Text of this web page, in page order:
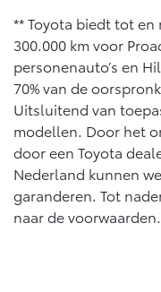
** Toyota biedt tot en
300.000 km voor
personenauto’s en
70% van de
Uitsluitend van
modellen. Door het
door een Toyota
Nederland kunnen
garanderen. Tot
naar de voorwaarden.